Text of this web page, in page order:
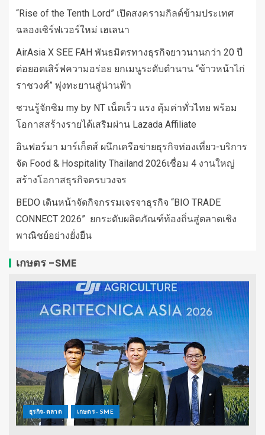
“Rise of the Tenth Lord” เปิดสงครามกิลด์ข้ามประเทศ
ฉลองเซิร์ฟเวอร์ใหม่ เฮเลนา
AirAsia X SEE FAH พันธมิตรทางธุรกิจยาวนานกว่า 20 ปี
ต่อยอดเสิร์ฟความอร่อย ยกเมนูระดับตำนาน “ข้าวหน้าไก่
ราชวงศ์” พุ่งทะยานสู่น่านฟ้า
ชวนรู้จักซิม my by NT เน็ตเร็ว แรง คุ้มค่าทั่วไทย พร้อม
โอกาสสร้างรายได้เสริมผ่าน Lazada Affiliate
อินฟอร์มา มาร์เก็ตส์ ผนึกเครือข่ายธุรกิจท่องเที่ยว-บริการ
จัด Food & Hospitality Thailand 2026เชื่อม 4 งานใหญ่
สร้างโอกาสธุรกิจครบวงจร
BEDO เดินหน้าจัดกิจกรรมเจรจาธุรกิจ “BIO TRADE
CONNECT 2026” ยกระดับผลิตภัณฑ์ท้องถิ่นสู่ตลาดเชิง
พาณิชย์อย่างยั่งยืน
เกษตร -SME
ธุรกิจ-ตลาด เกษตร - SME